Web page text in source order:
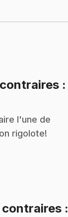
:
l'une de
rigolote!
contraires :